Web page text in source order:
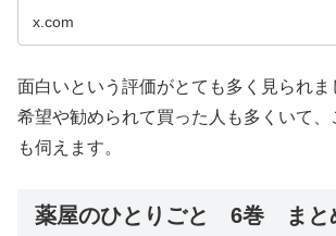
x.com
面白いという評価がとても多く見られま
希望や勧められて買った人も多くいて
も伺えます。
薬屋のひとりごと 6巻 まと